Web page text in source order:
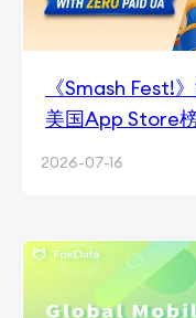
《Smash Fest!
美国App Store
2026-07-16